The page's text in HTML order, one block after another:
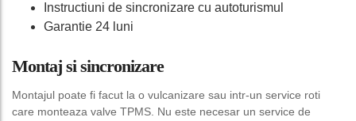
Instructiuni de sincronizare cu autoturismul
Garantie 24 luni
Montaj si sincronizare
Montajul poate fi facut la o vulcanizare sau intr-un service roti
care monteaza valve TPMS. Nu este necesar un service de